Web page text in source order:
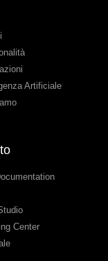
Artificiale
Center